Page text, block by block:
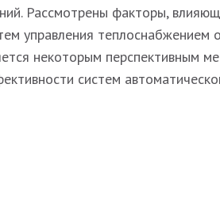
Рассмотрены факторы,
управления теплоснабжением
некоторым перспективным
систем